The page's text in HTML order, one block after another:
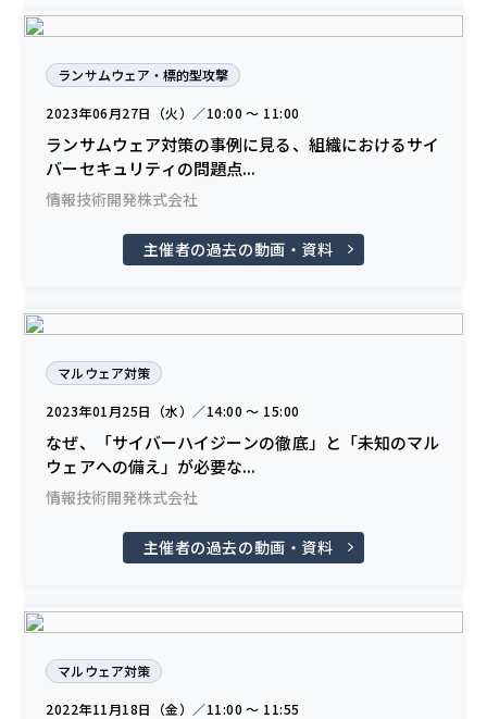
ランサムウェア・標的型攻撃
2023年06月27日（火）／10:00 〜 11:00
ランサムウェア対策の事例に見る、組織におけるサイ
バーセキュリティの問題点...
情報技術開発株式会社
主催者の過去の動画・資料
マルウェア対策
2023年01月25日（水）／14:00 〜 15:00
なぜ、「サイバーハイジーンの徹底」と「未知のマル
ウェアへの備え」が必要な...
情報技術開発株式会社
主催者の過去の動画・資料
マルウェア対策
2022年11月18日（金）／11:00 〜 11:55